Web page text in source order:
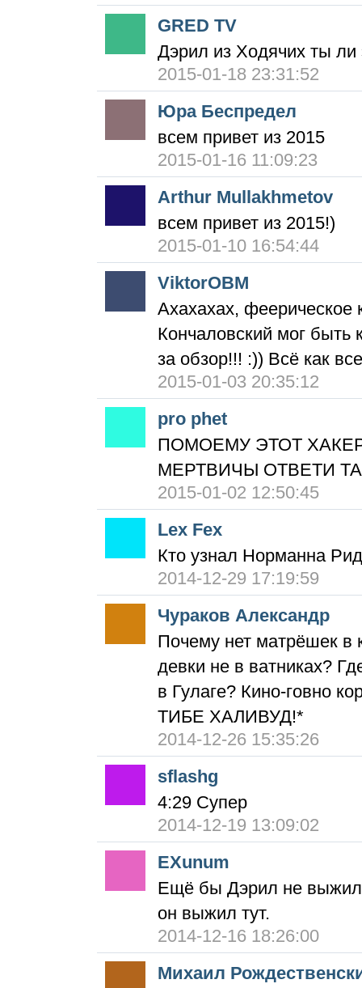
GRED TV
Дэрил из Ходячих ты ли
2015-01-18 23:31:52
Юра Беспредел
всем привет из 2015
2015-01-16 11:09:23
Arthur Mullakhmetov
всем привет из 2015!)
2015-01-10 16:54:44
ViktorOBM
Ахахахах,
Кончаловский мог быть
за обзор!!! :)) Всё как
2015-01-03 20:35:12
pro phet
ПОМОЕМУ ЭТОТ
МЕРТВИЧЫ ОТВЕТИ
2015-01-02 12:50:45
Lex Fex
Кто узнал Норманна
2014-12-29 17:19:59
Чураков Александр
Почему нет матрёшек в
девки не в ватниках?
в Гулаге? Кино-говно
ТИБЕ ХАЛИВУД!*
2014-12-26 15:35:26
sflashg
4:29 Супер
2014-12-19 13:09:02
EXunum
Ещё бы Дэрил не выжил
он выжил тут.
2014-12-16 18:26:00
Михаил